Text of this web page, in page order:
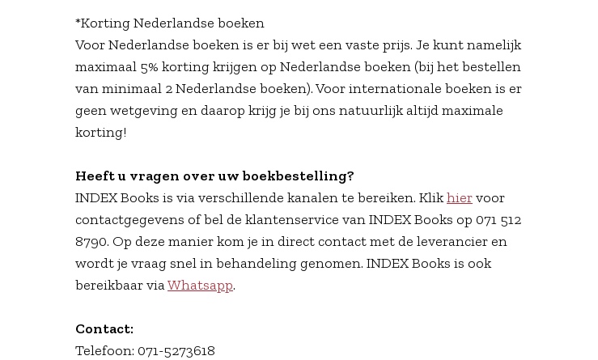
*Korting Nederlandse boeken
Voor Nederlandse boeken is er bij wet een vaste prijs. Je kunt namelijk
maximaal 5% korting krijgen op Nederlandse boeken (bij het bestellen
van minimaal 2 Nederlandse boeken). Voor internationale boeken is er
geen wetgeving en daarop krijg je bij ons natuurlijk altijd maximale
korting!
Heeft u vragen over uw boekbestelling?
INDEX Books is via verschillende kanalen te bereiken. Klikhiervoor
contactgegevens of bel de klantenservice van INDEX Books op 071 512
8790. Op deze manier kom je in direct contact met de leverancier en
wordt je vraag snel in behandeling genomen. INDEX Books is ook
bereikbaar viaWhatsapp.
Contact:
Telefoon: 071-5273618